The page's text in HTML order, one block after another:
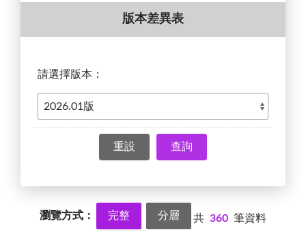
版本差異表
請選擇版本：
查詢
瀏覽方式： 完整 分層 共 360 筆資料